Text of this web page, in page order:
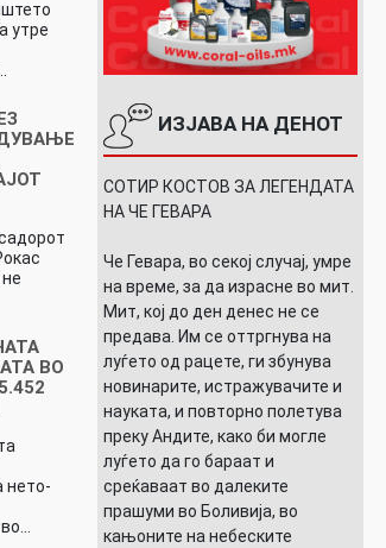
утре
ВО
нето-
ИЗЈАВА НА ДЕНОТ
СОТИР КОСТОВ ЗА ЛЕГЕНДАТА
НА ЧЕ ГЕВАРА
Че Гевара, во секој случај, умре
на време, за да израсне во мит.
Мит, кој до ден денес не се
предава. Им се оттргнува на
луѓето од рацете, ги збунува
новинарите, истражувачите и
науката, и повторно полетува
преку Андите, како би могле
луѓето да го бараат и
среќаваат во далеките
прашуми во Боливија, во
кањоните на небеските